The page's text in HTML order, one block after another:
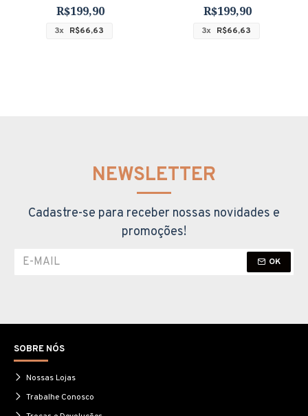
R$199,90
3x R$66,63
R$199,90
3x R$66,63
NEWSLETTER
Cadastre-se para receber nossas novidades e
promoções!
OK
SOBRE NÓS
Nossas Lojas
Trabalhe Conosco